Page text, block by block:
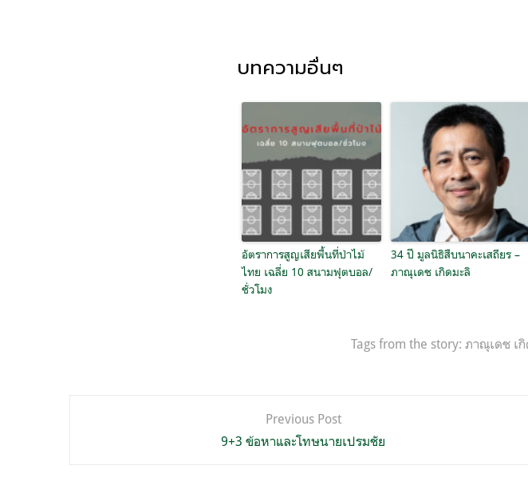
บทความอื่นๆ
อัตราการสูญเสียพื้นที่ป่าไม้
ไทย เฉลี่ย 10 สนามฟุตบอล/
ชั่วโมง
34 ปี มูลนิธิสืบนาคะเสถียร –
ภาณุเดช เกิดมะลิ
Tags from the story: ภาณุเดช เ
Previous Post
9+3 ข้อหาและโทษนายเปรมชัย